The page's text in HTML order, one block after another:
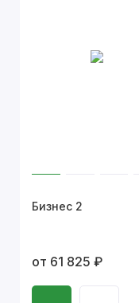
Бизнес 2
от 61 825 ₽